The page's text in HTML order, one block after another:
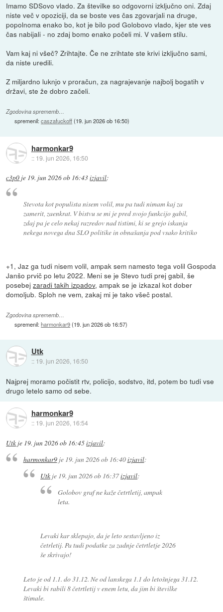
Imamo SDSovo vlado. Za številke so odgovorni izključno oni. Zdaj
niste več v opoziciji, da se boste ves čas zgovarjali na druge,
popolnoma enako bo, kot je bilo pod Golobovo vlado, kjer ste ves
čas nabijali - no zdaj bomo enako počeli mi. V vašem stilu.
Vam kaj ni všeč? Zrihtajte. Če ne zrihtate ste krivi izključno sami,
da niste uredili.
Z miljardno luknjo v proračun, za nagrajevanje najbolj bogatih v
državi, ste že dobro začeli.
Zgodovina sprememb…
spremenil:caszafuckoff(19. jun 2026 ob 16:50)
harmonkar9
:: 19. jun 2026, 16:50
c3p0 je 19. jun 2026 ob 16:43izjavil:
Stevota kot populista nisem volil, mu pa tudi nimam kaj za
zamerit, zaenkrat. V bistvu se mi je pred svojo funkcijo gabil,
zdaj pa je celo nekaj razredov nad tistimi, ki se grejo iskanja
nekega novega dna SLO politike in obnašanja pod vsako kritiko
+1, Jaz ga tudi nisem volil, ampak sem namesto tega volil Gospoda
Janšo prvič po letu 2022. Meni se je Stevo tudi prej gabil, še
posebejzaradi takih izpadov, ampak se je izkazal kot dober
domoljub. Sploh ne vem, zakaj mi je tako všeč postal.
Zgodovina sprememb…
spremenil:harmonkar9(19. jun 2026 ob 16:57)
Utk
:: 19. jun 2026, 16:50
Najprej moramo počistit rtv, policijo, sodstvo, itd, potem bo tudi vse
drugo letelo samo od sebe.
harmonkar9
:: 19. jun 2026, 16:54
Utk je 19. jun 2026 ob 16:45izjavil:
harmonkar9je 19. jun 2026 ob 16:40izjavil:
Utk je 19. jun 2026 ob 16:37izjavil:
Golobov graf ne kaže četrtletij, ampak
leta.
Levaki kar sklepajo, da je leto sestavljeno iz
četrletij. Pa tudi podatke za zadnje četrtletje 2026
še skrivajo!
Leto je od 1.1. do 31.12. Ne od lanskega 1.1 do letošnjega 31.12.
Levaki bi rabili 8 četrtletij v enem letu, da jim bi številke
štimale.